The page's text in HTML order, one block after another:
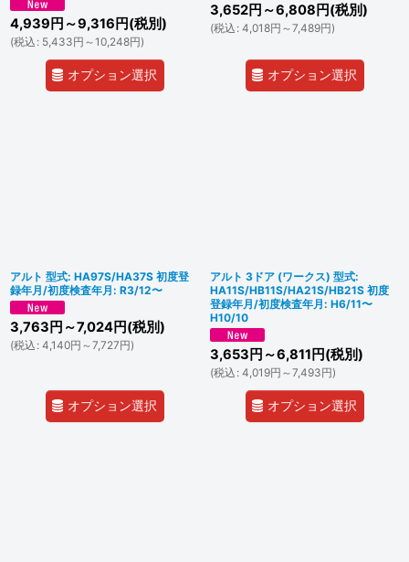
4,939 円 ～9,316 円(税別)
(税込 : 5,433円 ～10,248円)
オプション選択
3,652円 ～6,808 円(税別)
(税込 : 4,018円 ～7,489円)
オプション選択
アルト 型式: HA97S/HA37S 初度登
録年月/初度検査年月: R3/12〜
3,763 円 ～7,024円(税別)
(税込 : 4,140円 ～7,727円)
オプション選択
アルト 3ドア (ワークス) 型式:
HA11S/HB11S/HA21S/HB21S 初度
登録年月/初度検査年月: H6/11〜
H10/10
3,653 円 ～6,811 円(税別)
(税込 : 4,019円 ～7,493円)
オプション選択